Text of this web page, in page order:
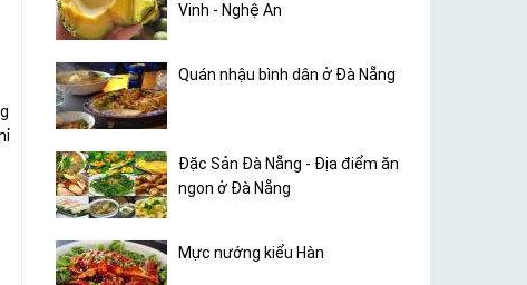
Vinh - Nghệ An
Quán nhậu bình dân ở Đà Nẵng
Đặc Sản Đà Nẵng - Địa điểm ăn
ngon ở Đà Nẵng
Mực nướng kiểu Hàn